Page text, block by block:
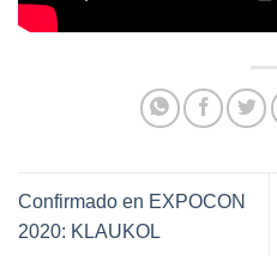
Confirmado en EXPOCON
2020: KLAUKOL